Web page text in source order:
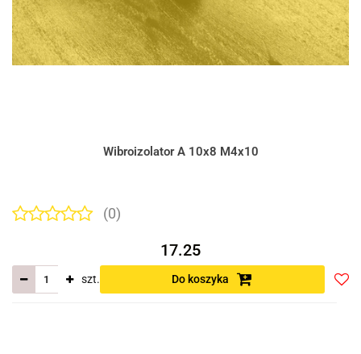
Wibroizolator A 10x8 M4x10
(0)
17.25
szt. Do koszyka